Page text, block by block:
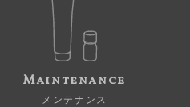
Maintenance
メンテナンス